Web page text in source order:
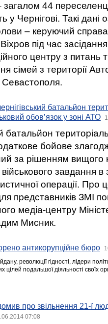
44
у Чернігові. Такі дані
– керуючий
під час
центру з питань
сімей з території
батальйон
обов’язок у зоні АТО
батальйон
бойове
за рішенням вищого
завдання
операції. Про
представників ЗМІ
медіа-центру
Мисник.
антикорупційне бюро
революції гідності, лідери
цілей подальшої діяльності своїх
про звільнення 21-ї
07:08